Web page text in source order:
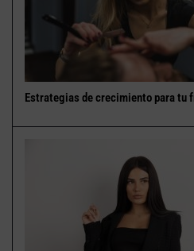
Estrategias de crecimiento para tu